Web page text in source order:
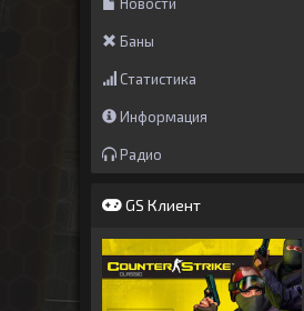
Баны
Статистика
Информация
Радио
GS Клиент